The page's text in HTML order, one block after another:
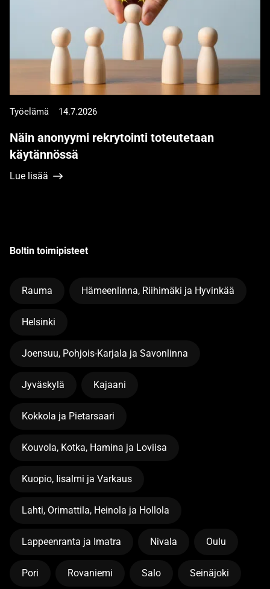
Työelämä 14.7.2026
Näin anonyymi rekrytointi toteutetaan
käytännössä
Lue lisää
Boltin toimipisteet
Rauma Hämeenlinna, Riihimäki ja Hyvinkää
Helsinki
Joensuu, Pohjois-Karjala ja Savonlinna
Jyväskylä Kajaani
Kokkola ja Pietarsaari
Kouvola, Kotka, Hamina ja Loviisa
Kuopio, Iisalmi ja Varkaus
Lahti, Orimattila, Heinola ja Hollola
Lappeenranta ja Imatra Nivala Oulu
Pori Rovaniemi Salo Seinäjoki